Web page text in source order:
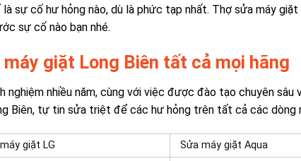
là sự cố hư hỏng nào, dù là phức tạp nhất. Thợ sửa máy giặt
sự cố nào bạn nhé.
máy giặt Long Biên tất cả mọi hãng
nghiệm nhiều năm, cùng với việc được đào tạo chuyên
Biên, tự tin sửa triệt để các hư hỏng trên tất cả các dòng
giặt LG Sửa máy giặt Aqua